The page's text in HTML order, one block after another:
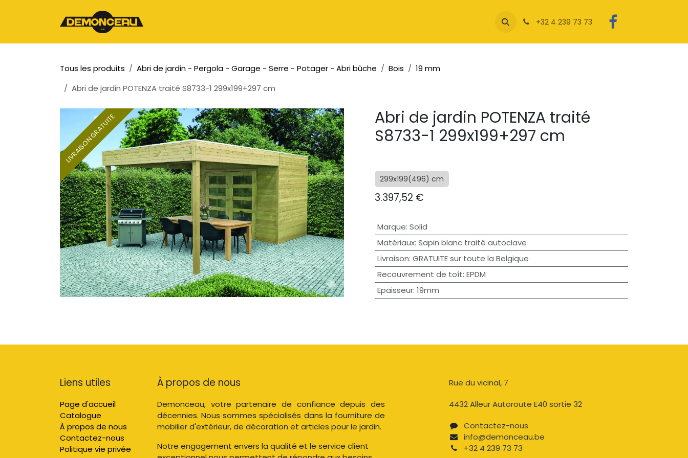
+32 4 239 73 73
Tous les produits Abri de jardin - Pergola - Garage - Serre - Potager - Abri bûche Bois
19 mm
Abri de jardin POTENZA traité S8733-1 299x199+297 cm
LIVRAISON GRATUITE
Abri de jardin POTENZA traité
S8733-1 299x199+297 cm
299x199(496) cm
3.397,52 €
Marque: Solid
Matériaux: Sapin blanc traité autoclave
Livraison: GRATUITE sur toute la Belgique
Recouvrement de toît: EPDM
Epaisseur: 19mm
Liens utiles
Page d'accueil
Catalogue
À propos de nous
Contactez-nous
Politique vie privée
À propos de nous
Demonceau, votre partenaire de confiance depuis des
décennies. Nous sommes spécialisés dans la fourniture de
mobilier d'extérieur, de décoration et articles pour le jardin.
Notre engagement envers la qualité et le service client
Rue du vicinal, 7​
4432 Alleur Autoroute E40 sortie 32
Contactez-nous​
info@demonceau.be
+32 4 239 73 73​​